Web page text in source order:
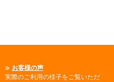
お客様の声
実際のご利用の様子をご覧いただ